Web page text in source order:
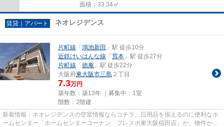
面積：33.34㎡
賃貸｜アパート ネオレジデンス
片町線 「 鴻池新田 」駅 徒歩10分
近鉄けいはんな線 「 荒本 」駅 徒歩27分
片町線 「 徳庵 」駅 徒歩22分
大阪府東大阪市三島 ２丁目
7.3万円
築年数：築13年 ｜募集中： 1室
階数：2階建
新着情報：ネオレジデンスの空室情報ならコチラ。日用品を揃えるのに便利なホ
ームセンター「ホームセンターコーナン フレスポ東大阪稲田店」が、物件から